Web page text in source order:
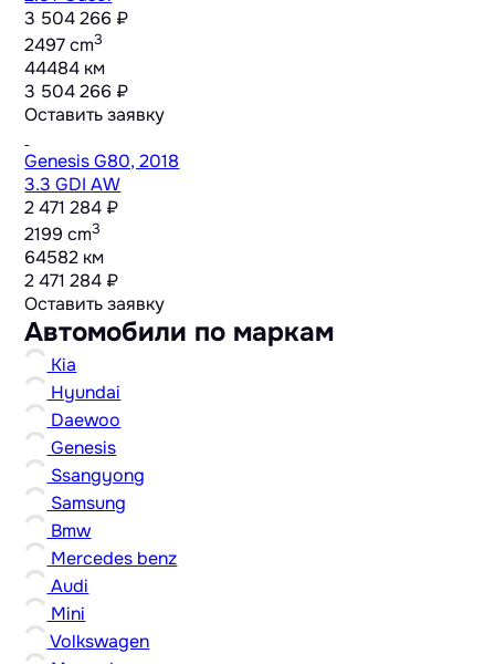
3 504 266 ₽
2497 cm3
44484 км
3 504 266 ₽
Оставить заявку
Genesis G80, 2018
3.3 GDI AW
2 471 284 ₽
2199 cm3
64582 км
2 471 284 ₽
Оставить заявку
Автомобили по маркам
Kia
Hyundai
Daewoo
Genesis
Ssangyong
Samsung
Bmw
Mercedes benz
Audi
Mini
Volkswagen